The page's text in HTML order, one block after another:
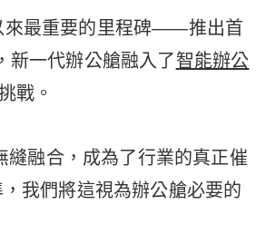
來最重要的里程碑——推出首
新一代辦公艙融入了智能辦公
戰。
融合，成為了行業的真正催
我們將這視為辦公艙必要的